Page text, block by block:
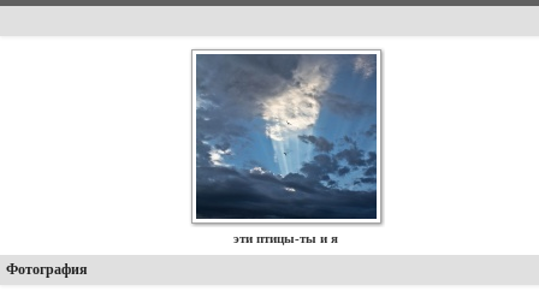
эти птицы-ты и я
Фотография